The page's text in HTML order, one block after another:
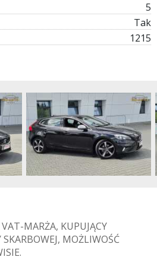
5
Tak
1215
MARŻA, KUPUJĄCY
MOŻLIWOŚĆ